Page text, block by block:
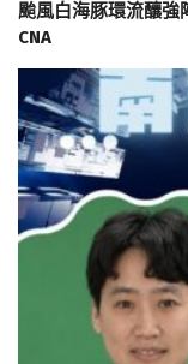
颱風白海豚環流釀
CNA